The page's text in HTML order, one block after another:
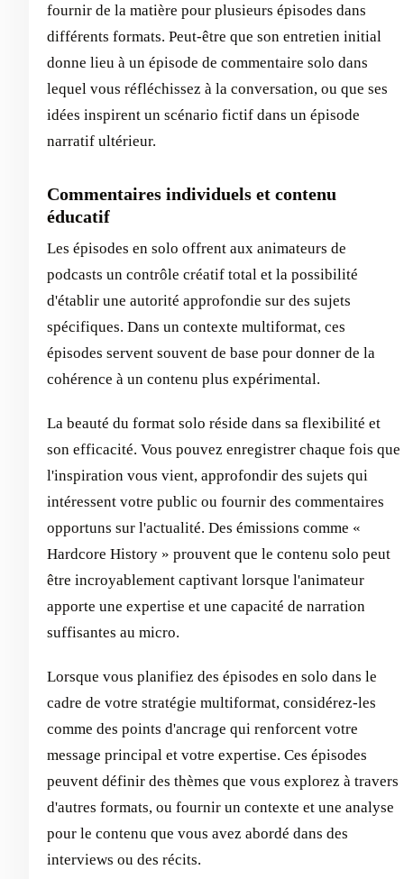
fournir de la matière pour plusieurs épisodes dans
différents formats. Peut-être que son entretien initial
donne lieu à un épisode de commentaire solo dans
lequel vous réfléchissez à la conversation, ou que ses
idées inspirent un scénario fictif dans un épisode
narratif ultérieur.
Commentaires individuels et contenu
éducatif
Les épisodes en solo offrent aux animateurs de
podcasts un contrôle créatif total et la possibilité
d'établir une autorité approfondie sur des sujets
spécifiques. Dans un contexte multiformat, ces
épisodes servent souvent de base pour donner de la
cohérence à un contenu plus expérimental.
La beauté du format solo réside dans sa flexibilité et
son efficacité. Vous pouvez enregistrer chaque fois que
l'inspiration vous vient, approfondir des sujets qui
intéressent votre public ou fournir des commentaires
opportuns sur l'actualité. Des émissions comme «
Hardcore History » prouvent que le contenu solo peut
être incroyablement captivant lorsque l'animateur
apporte une expertise et une capacité de narration
suffisantes au micro.
Lorsque vous planifiez des épisodes en solo dans le
cadre de votre stratégie multiformat, considérez-les
comme des points d'ancrage qui renforcent votre
message principal et votre expertise. Ces épisodes
peuvent définir des thèmes que vous explorez à travers
d'autres formats, ou fournir un contexte et une analyse
pour le contenu que vous avez abordé dans des
interviews ou des récits.